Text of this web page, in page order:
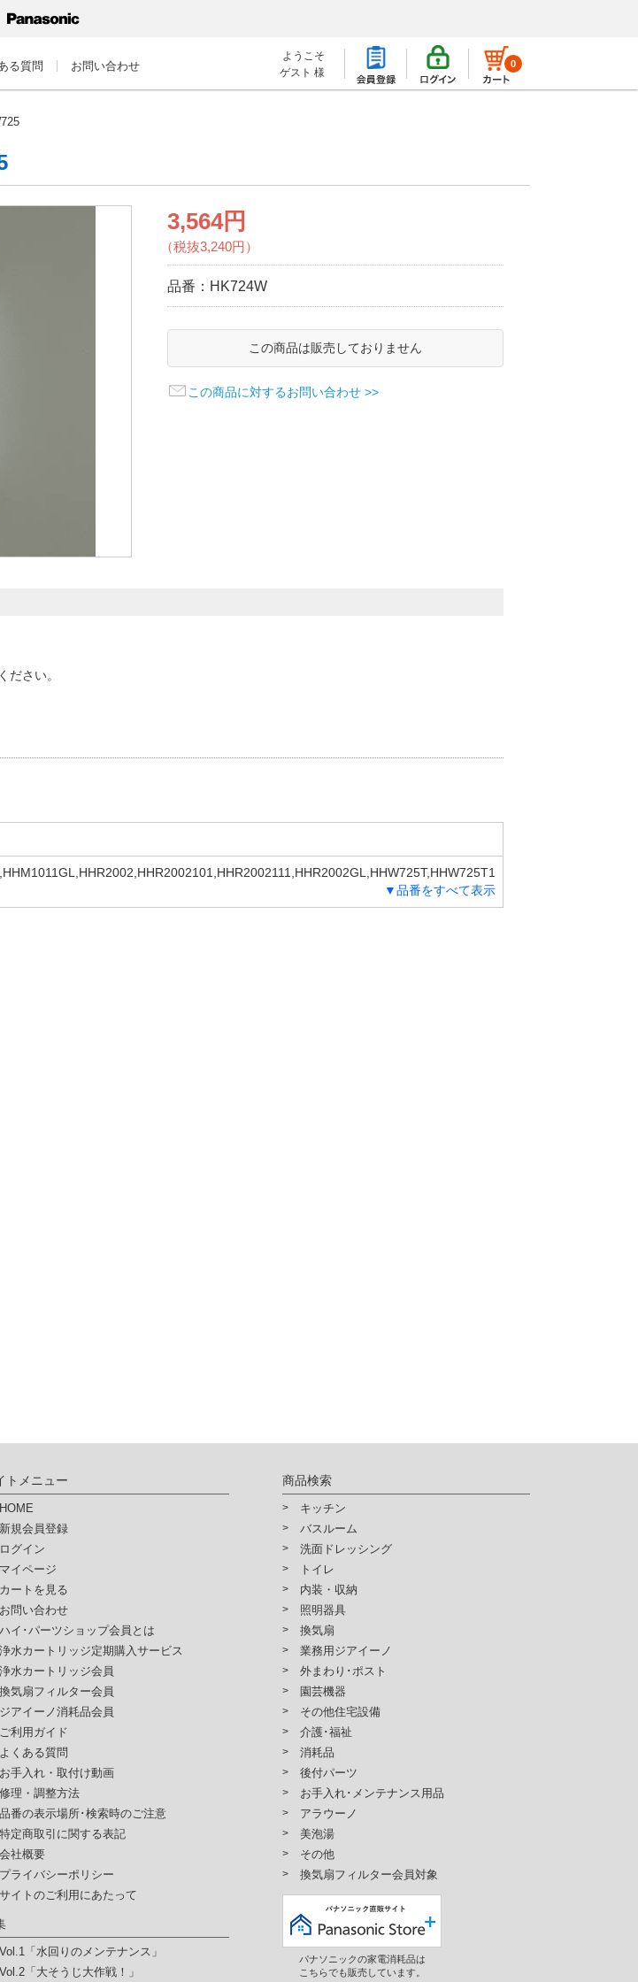
る質問 お問い合わせ
ようこそ
ゲスト 様
0
3,564円
（税抜3,240円）
品番： HK724W
この商品は販売しておりません
この商品に対するお問い合わせ >>
さい。
4,HW725T-4101,HW725T-4111,HW725T-4GL,HWM702,HWM7021
▼品番をすべて表示
トメニュー
HOME
新規会員登録
ログイン
マイページ
カートを見る
お問い合わせ
ハイ･パーツショップ会員とは
浄水カートリッジ定期購入サービス
浄水カートリッジ会員
換気扇フィルター会員
ジアイーノ消耗品会員
ご利用ガイド
よくある質問
お手入れ・取付け動画
修理・調整方法
品番の表示場所･検索時のご注意
特定商取引に関する表記
会社概要
プライバシーポリシー
サイトのご利用にあたって
Vol.1「水回りのメンテナンス」
Vol.2「大そうじ大作戦！」
商品検索
キッチン
バスルーム
洗面ドレッシング
トイレ
内装・収納
照明器具
換気扇
業務用ジアイーノ
外まわり･ポスト
園芸機器
その他住宅設備
介護･福祉
消耗品
後付パーツ
お手入れ･メンテナンス用品
アラウーノ
美泡湯
その他
換気扇フィルター会員対象
パナソニックの家電消耗品は
こちらでも販売しています。